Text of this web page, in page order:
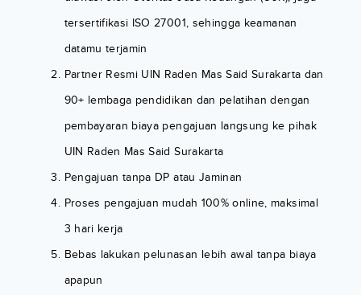
tersertifikasi ISO 27001, sehingga keamanan
datamu terjamin
Partner Resmi UIN Raden Mas Said Surakarta dan
90+ lembaga pendidikan dan pelatihan dengan
pembayaran biaya pengajuan langsung ke pihak
UIN Raden Mas Said Surakarta
Pengajuan tanpa DP atau Jaminan
Proses pengajuan mudah 100% online, maksimal
3 hari kerja
Bebas lakukan pelunasan lebih awal tanpa biaya
apapun